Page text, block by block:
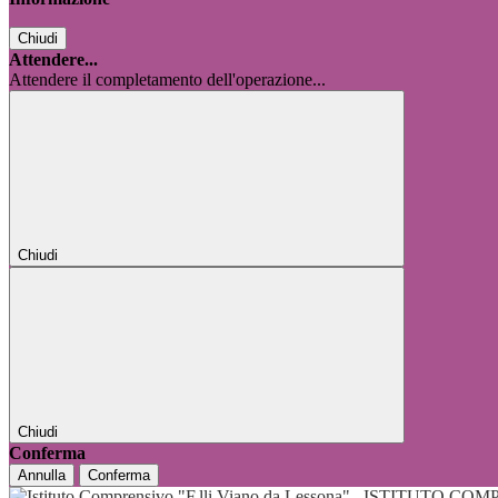
Chiudi
Attendere...
Attendere il completamento dell'operazione...
Chiudi
Chiudi
Conferma
Annulla Conferma